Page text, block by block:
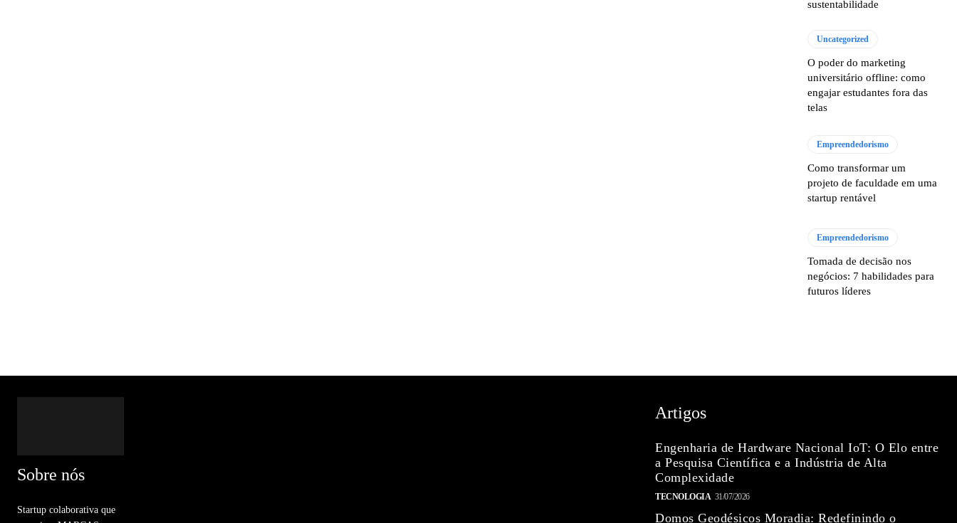
sustentabilidade
Uncategorized
O poder do marketing
universitário offline: como
engajar estudantes fora das
telas
Empreendedorismo
Como transformar um
projeto de faculdade em uma
startup rentável
Empreendedorismo
Tomada de decisão nos
negócios: 7 habilidades para
futuros líderes
Sobre nós
Startup colaborativa que
Artigos
Engenharia de Hardware Nacional IoT: O Elo entre
a Pesquisa Científica e a Indústria de Alta
Complexidade
TECNOLOGIA 31/07/2026
Domos Geodésicos Moradia: Redefinindo o